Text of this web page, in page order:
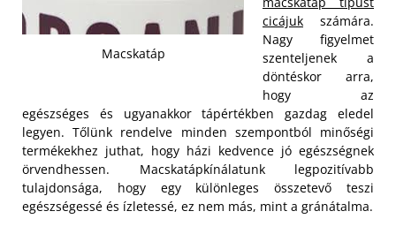
Macskatáp
cicájuk számára.
Nagy figyelmet
szenteljenek a
döntéskor arra,
hogy az
egészséges és ugyanakkor tápértékben gazdag eledel
legyen. Tőlünk rendelve minden szempontból minőségi
termékekhez juthat, hogy házi kedvence jó egészségnek
örvendhessen. Macskatápkínálatunk legpozitívabb
tulajdonsága, hogy egy különleges összetevő teszi
egészségessé és ízletessé, ez nem más, mint a gránátalma.